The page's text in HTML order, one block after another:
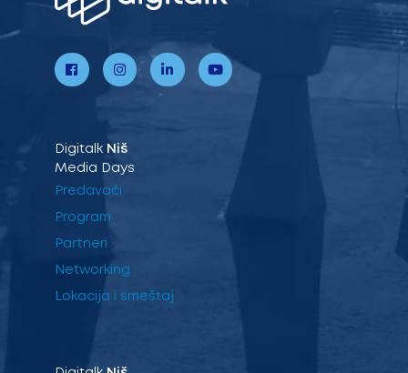
Digitalk Niš
Media Days
Predavači
Program
Partneri
Networking
Lokacija i smeštaj